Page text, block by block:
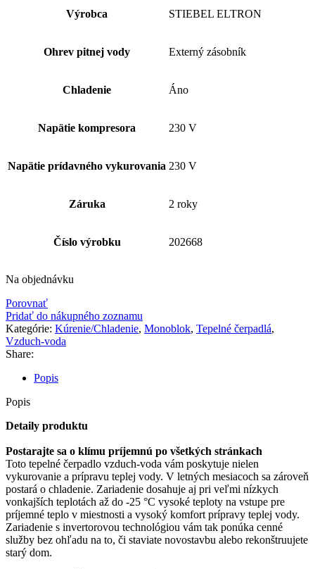
Výrobca STIEBEL ELTRON
Ohrev pitnej vody Externý zásobník
Chladenie Áno
Napätie kompresora 230 V
Napätie prídavného vykurovania 230 V
Záruka 2 roky
Číslo výrobku 202668
Na objednávku
Porovnať
Pridať do nákupného zoznamu
Kategórie: Kúrenie/Chladenie, Monoblok, Tepelné čerpadlá,
Vzduch-voda
Share:
Popis
Popis
Detaily produktu
Postarajte sa o klímu príjemnú po všetkých stránkach
Toto tepelné čerpadlo vzduch-voda vám poskytuje nielen
vykurovanie a prípravu teplej vody. V letných mesiacoch sa zároveň
postará o chladenie. Zariadenie dosahuje aj pri veľmi nízkych
vonkajších teplotách až do -25 °C vysoké teploty na vstupe pre
príjemné teplo v miestnosti a vysoký komfort prípravy teplej vody.
Zariadenie s invertorovou technológiou vám tak ponúka cenné
služby bez ohľadu na to, či staviate novostavbu alebo rekonštruujete
starý dom.